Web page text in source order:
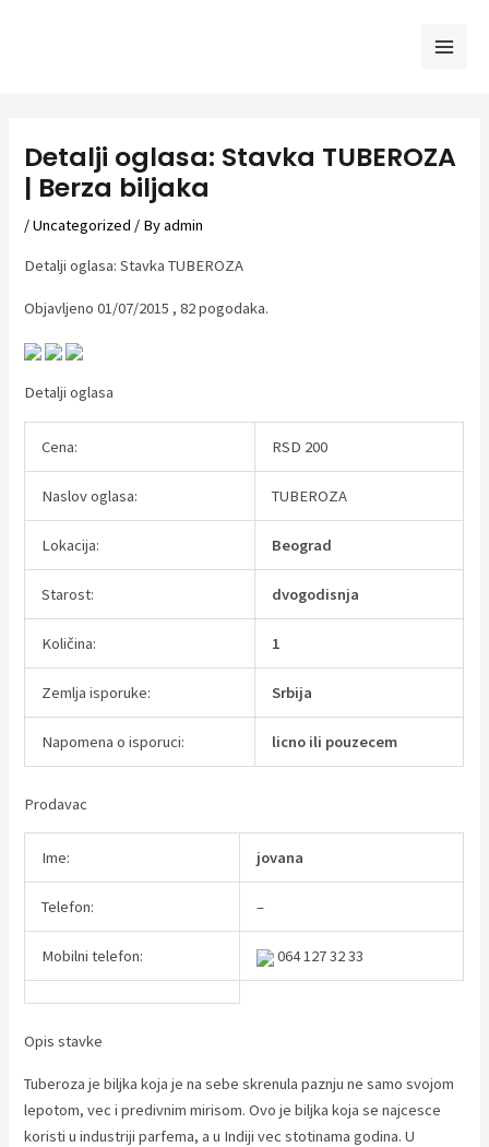
Detalji oglasa: Stavka TUBEROZA
| Berza biljaka
/Uncategorized / Byadmin
Detalji oglasa: Stavka TUBEROZA
Objavljeno 01/07/2015 , 82 pogodaka.
Detalji oglasa
Cena: RSD 200
Naslov oglasa: TUBEROZA
Lokacija: Beograd
Starost: dvogodisnja
Količina: 1
Zemlja isporuke: Srbija
Napomena o isporuci: licno ili pouzecem
Prodavac
Ime: jovana
Telefon: –
Mobilni telefon: 064 127 32 33
Opis stavke
Tuberoza je biljka koja je na sebe skrenula paznju ne samo svojom
lepotom, vec i predivnim mirisom. Ovo je biljka koja se najcesce
koristi u industriji parfema, a u Indiji vec stotinama godina. U